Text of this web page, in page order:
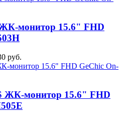
монитор 15.6" FHD
руб.
ЖК-монитор 15.6" FHD